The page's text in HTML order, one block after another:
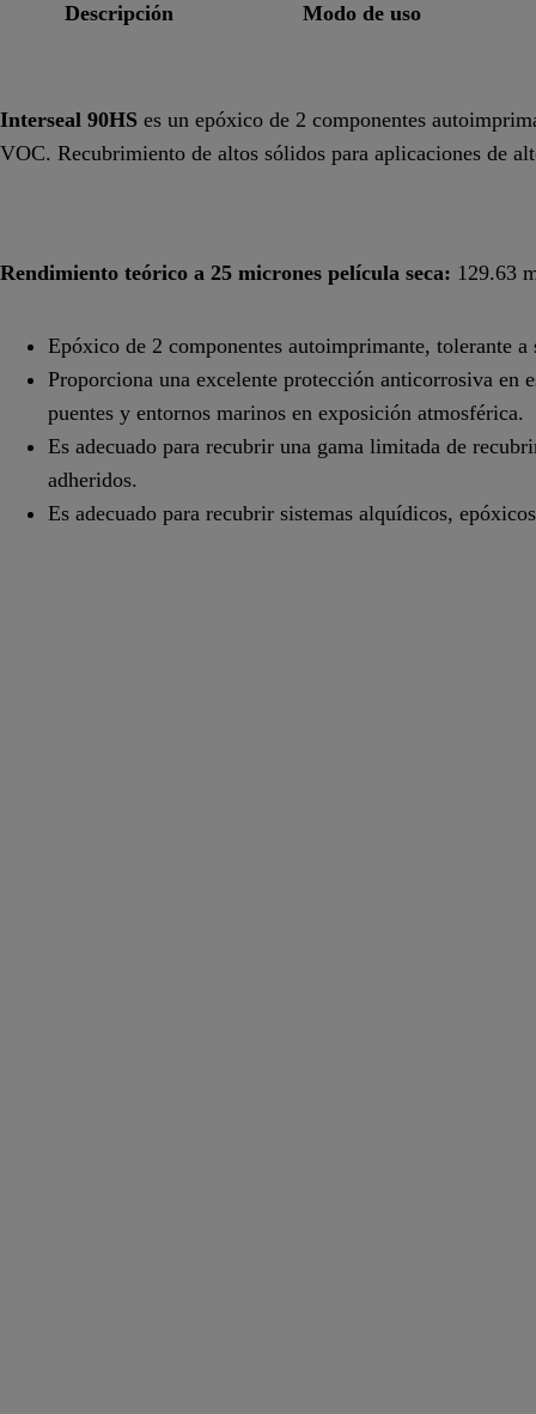
descripción modo de uso
Interseal 90HS es un epóxico de 2 componentes
VOC. Recubrimiento de altos sólidos para aplicaciones de
Rendimiento teórico a 25 micrones película seca: 129.63
Epóxico de 2 componentes autoimprimante, tolerante
Proporciona una excelente protección anticorrosiva en
puentes y entornos marinos en exposición atmosférica.
Es adecuado para recubrir una gama limitada de
adheridos.
Es adecuado para recubrir sistemas alquídicos,